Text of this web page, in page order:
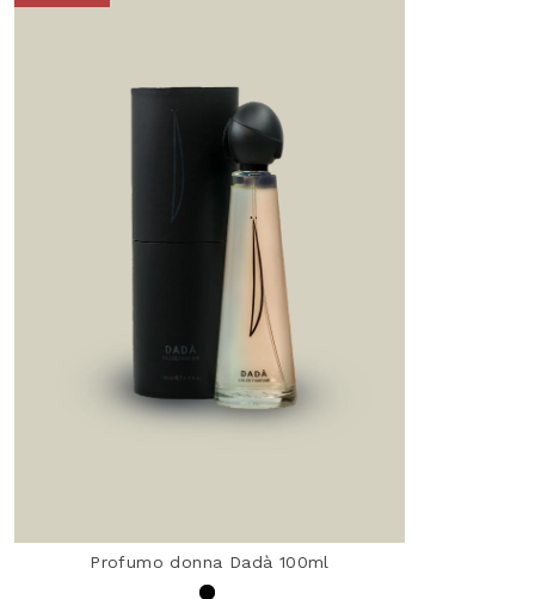
Profumo donna Dadà 100ml